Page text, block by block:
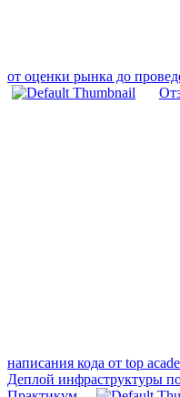
от оценки рынка до
написания кода от top
Деплой инфраструктуры